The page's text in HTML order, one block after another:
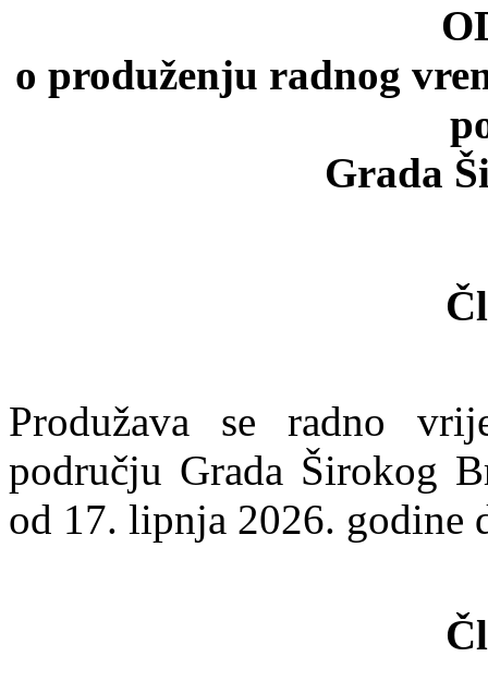
o produženju radnog
Grada
Produžava se radno
području Grada Širokog
od 17. lipnja 2026. godine